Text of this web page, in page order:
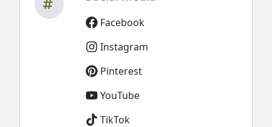
Facebook
Instagram
Pinterest
YouTube
TikTok